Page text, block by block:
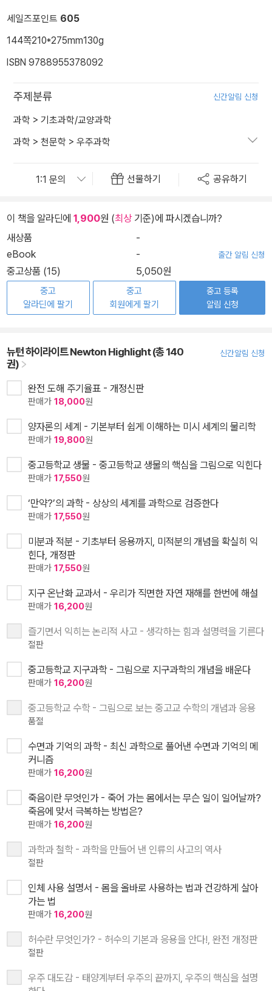
세일즈포인트 605
144쪽210*275mm130g
ISBN 9788955378092
주제분류 신간알림 신청
과학 > 기초과학/교양과학
과학 > 천문학 > 우주과학
선물하기 공유하기
이 책을 알라딘에 1,900원 (최상기준)에 파시겠습니까?
새상품
-
eBook
- 출간 알림 신청
중고상품 (15) 5,050원
중고
알라딘에 팔기
중고
회원에게 팔기
중고 등록
알림 신청
뉴턴 하이라이트 Newton Highlight (총 140
권)
신간알림 신청
완전 도해 주기율표 - 개정신판
판매가 18,000원
양자론의 세계 - 기본부터 쉽게 이해하는 미시 세계의 물리학
판매가 19,800원
중고등학교 생물 - 중고등학교 생물의 핵심을 그림으로 익힌다
판매가 17,550원
‘만약?’의 과학 - 상상의 세계를 과학으로 검증한다
판매가 17,550원
미분과 적분 - 기초부터 응용까지, 미적분의 개념을 확실히 익
힌다, 개정판
판매가 17,550원
지구 온난화 교과서 - 우리가 직면한 자연 재해를 한번에 해설
판매가 16,200원
즐기면서 익히는 논리적 사고 - 생각하는 힘과 설명력을 기른다
절판
중고등학교 지구과학 - 그림으로 지구과학의 개념을 배운다
판매가 16,200원
중고등학교 수학 - 그림으로 보는 중고교 수학의 개념과 응용
품절
수면과 기억의 과학 - 최신 과학으로 풀어낸 수면과 기억의 메
커니즘
판매가 16,200원
죽음이란 무엇인가 - 죽어 가는 몸에서는 무슨 일이 일어날까?
죽음에 맞서 극복하는 방법은?
판매가 16,200원
과학과 철학 - 과학을 만들어 낸 인류의 사고의 역사
절판
인체 사용 설명서 - 몸을 올바로 사용하는 법과 건강하게 살아
가는 법
판매가 16,200원
허수란 무엇인가? - 허수의 기본과 응용을 안다!, 완전 개정판
절판
우주 대도감 - 태양계부터 우주의 끝까지, 우주의 핵심을 설명